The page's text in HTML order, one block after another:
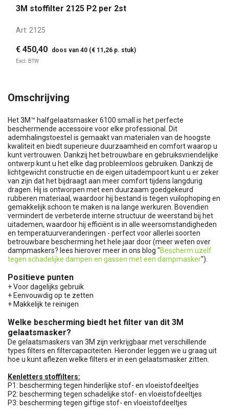
3M stoffilter 2125 P2 per 2st
Art: 2125
€ 450,40 doos van 40 (€ 11,26 p. stuk)
Excl. BTW
Omschrijving
Het 3M™ halfgelaatsmasker 6100 small is het perfecte
beschermende accessoire voor elke professional. Dit
ademhalingstoestel is gemaakt van materialen van de hoogste
kwaliteit en biedt superieure duurzaamheid en comfort waarop u
kunt vertrouwen. Dankzij het betrouwbare en gebruiksvriendelijke
ontwerp kunt u het elke dag probleemloos gebruiken. Dankzij de
lichtgewicht constructie en de eigen uitadempoort kunt u er zeker
van zijn dat het bijdraagt aan meer comfort tijdens langdurig
dragen. Hij is ontworpen met een duurzaam goedgekeurd
rubberen materiaal, waardoor hij bestand is tegen vuilophoping en
gemakkelijk schoon te maken is na lange werkuren. Bovendien
vermindert de verbeterde interne structuur de weerstand bij het
uitademen, waardoor hij efficiënt is in alle weersomstandigheden
en temperatuurveranderingen - perfect voor allerlei soorten
betrouwbare bescherming het hele jaar door (meer weten over
dampmaskers? lees hierover meer in ons blog "Bescherm uzelf
tegen schadelijke dampen en gassen met een dampmasker").
Positieve punten
+ Voor dagelijks gebruik
+ Eenvouwdig op te zetten
+ Makkelijk te reinigen
Welke bescherming biedt het filter van dit 3M
gelaatsmasker?
De gelaatsmaskers van 3M zijn verkrijgbaar met verschillende
types filters en filtercapaciteiten. Hieronder leggen we u graag uit
hoe u kunt aflezen welke filters er in een gelaatsmasker zitten.
Kenletters stoffilters:
P1: bescherming tegen hinderlijke stof- en vloeistofdeeltjes
P2: bescherming tegen schadelijke stof- en vloeistofdeeltjes
P3: bescherming tegen giftige stof- en vloeistofdeeltjes